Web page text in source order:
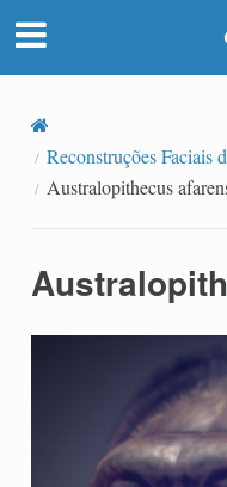
Reconstruções Faciais
Australopithecus